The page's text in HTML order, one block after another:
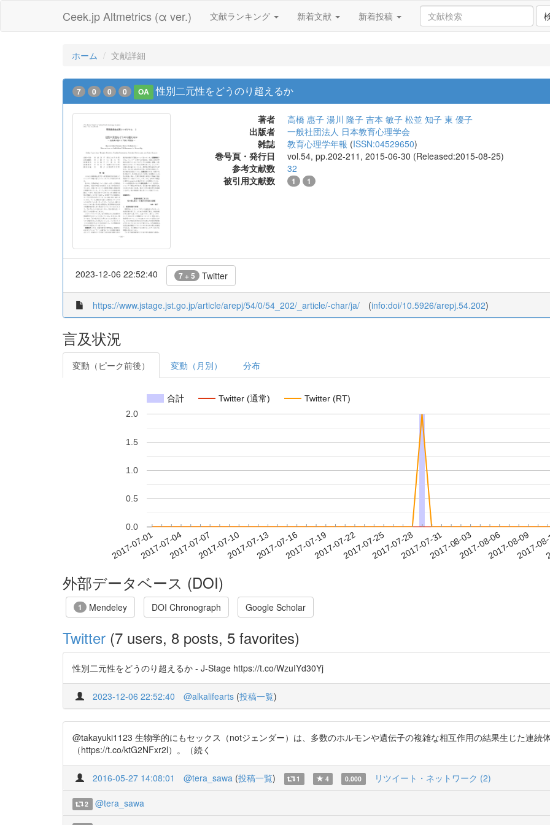
Ceek.jp Altmetrics (α ver.) 文献ランキング 新着文献 新着投稿
ホーム 文献詳細
7 0 0 0 OA 性別二元性をどうのり超えるか
著者 高橋 惠子 湯川 隆子 吉本 敏子 松並 知子 東 優子
出版者
一般社団法人 日本教育心理学会
雑誌
教育心理学年報 (ISSN:04529650)
巻号頁・発行日
vol.54, pp.202-211, 2015-06-30 (Released:2015-08-25)
参考文献数
32
被引用文献数
1 1
2023-12-06 22:52:40 7 + 5 Twitter
https://www.jstage.jst.go.jp/article/arepj/54/0/54_202/_article/-char/ja/ (info:doi/10.5926/arepj.54.202)
言及状況
変動（ピーク前後） 変動（月別） 分布
合計 Twitter (通常) Twitter (RT)
2017-07-012017-07-042017-07-072017-07-102017-07-132017-07-162017-07-192017-07-222017-07-252017-07-282017-07-312017-08-032017-08-062017-08-09
2017-
0.0
0.5
1.0
1.5
2.0
外部データベース (DOI)
1 Mendeley DOI Chronograph Google Scholar
Twitter (7 users, 8 posts, 5 favorites)
性別二元性をどうのり超えるか - J-Stage https://t.co/WzuIYd30Yj
2023-12-06 22:52:40 @alkalifearts (投稿一覧)
@takayuki1123 生物学的にもセックス（notジェンダー）は、多数のホルモンや遺伝子の複雑な相互作用の結果生じた連続
（https://t.co/ktG2NFxr2l）。（続く
2016-05-27 14:08:01 @tera_sawa (投稿一覧) 1 4 0.000 リツイート・ネットワーク (2)
2 @tera_sawa